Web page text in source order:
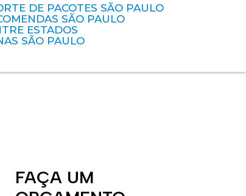
DE PACOTES SÃO PAULO
SÃO PAULO
ESTADOS
SÃO PAULO
FAÇA UM